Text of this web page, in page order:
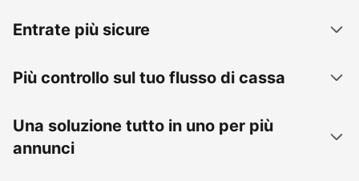
Entrate più sicure
Più controllo sul tuo flusso di cassa
Una soluzione tutto in uno per più
annunci